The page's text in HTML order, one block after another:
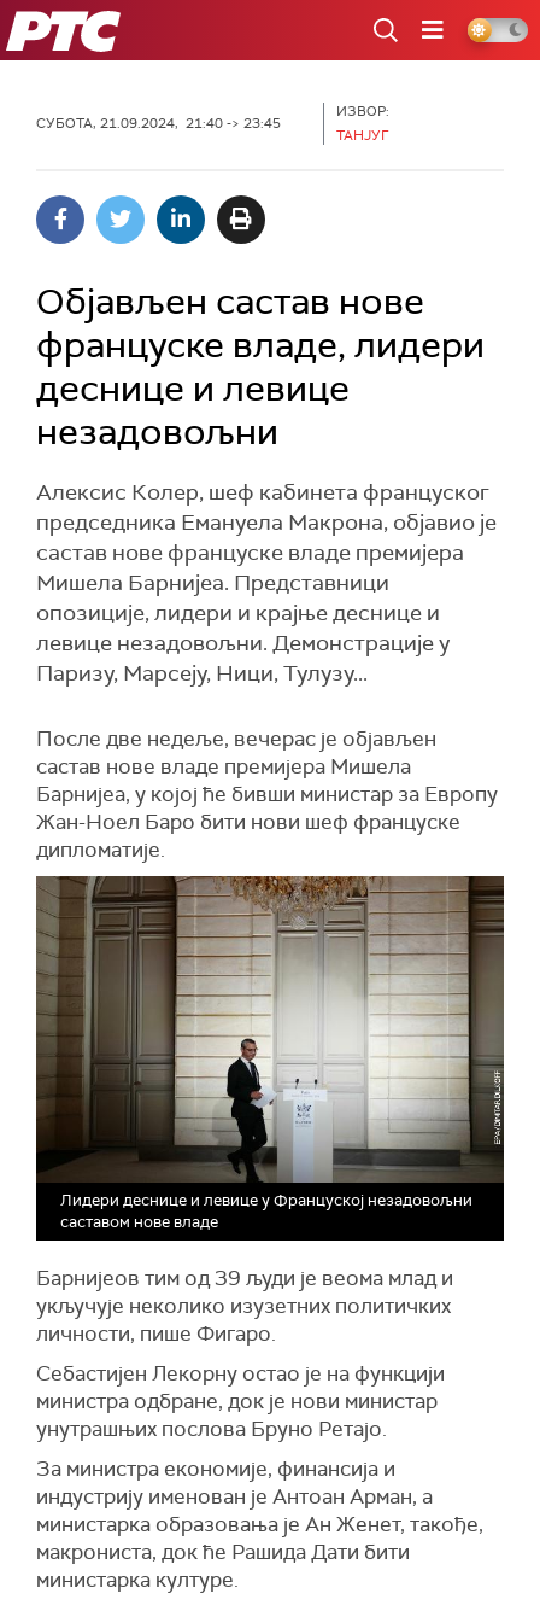
РТС
СУБОТА, 21.09.2024, 21:40 -> 23:45
ИЗВОР:
ТАНЈУГ
Објављен састав нове
француске владе, лидери
деснице и левице
незадовољни
Алексис Колер, шеф кабинета француског
председника Емануела Макрона, објавио је
састав нове француске владе премијера
Мишела Барнијеа. Представници
опозиције, лидери и крајње деснице и
левице незадовољни. Демонстрације у
Паризу, Марсеју, Ници, Тулузу...
После две недеље, вечерас је објављен
састав нове владе премијера Мишела
Барнијеа, у којој ће бивши министар за Европу
Жан-Ноел Баро бити нови шеф француске
дипломатије.
Лидери деснице и левице у Француској незадовољни
саставом нове владе
Барнијеов тим од 39 људи је веома млад и
укључује неколико изузетних политичких
личности, пише Фигаро.
Себастијен Лекорну остао је на функцији
министра одбране, док је нови министар
унутрашњих послова Бруно Ретајо.
За министра економије, финансија и
индустрију именован је Антоан Арман, а
министарка образовања је Ан Женет, такође,
макрониста, док ће Рашида Дати бити
министарка културе.